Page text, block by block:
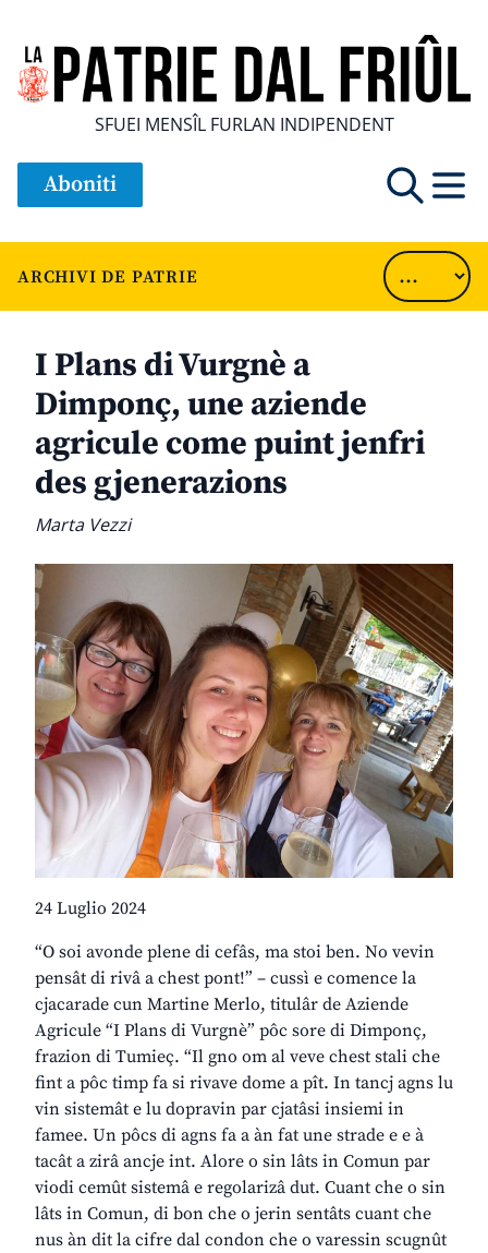
SFUEI MENSÎL FURLAN INDIPENDENT
Aboniti
ARCHIVI DE PATRIE
I Plans di Vurgnè a
Dimponç, une aziende
agricule come puint jenfri
des gjenerazions
Marta Vezzi
24 Luglio 2024
“O soi avonde plene di cefâs, ma stoi ben. No vevin
pensât di rivâ a chest pont!” – cussì e comence la
cjacarade cun Martine Merlo, titulâr de Aziende
Agricule “I Plans di Vurgnè” pôc sore di Dimponç,
frazion di Tumieç. “Il gno om al veve chest stali che
fint a pôc timp fa si rivave dome a pît. In tancj agns lu
vin sistemât e lu dopravin par cjatâsi insiemi in
famee. Un pôcs di agns fa a àn fat une strade e e à
tacât a zirâ ancje int. Alore o sin lâts in Comun par
viodi cemût sistemâ e regolarizâ dut. Cuant che o sin
lâts in Comun, di bon che o jerin sentâts cuant che
nus àn dit la cifre dal condon che o varessin scugnût